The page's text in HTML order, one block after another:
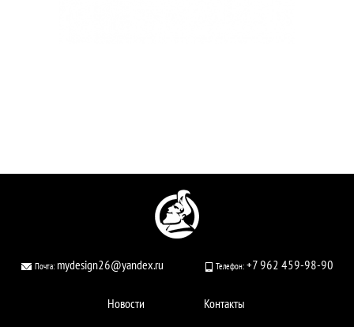
Почта: mydesign26@yandex.ru Телефон: +7 962 459-98-90
Новости Контакты